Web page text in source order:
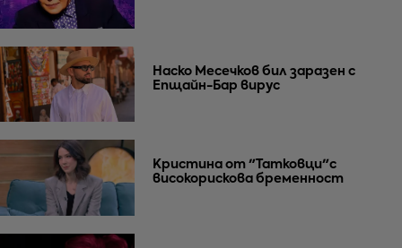
Наско Месечков бил заразен с
Епщайн-Бар вирус
Кристина от "Татковци"с
високорискова бременност